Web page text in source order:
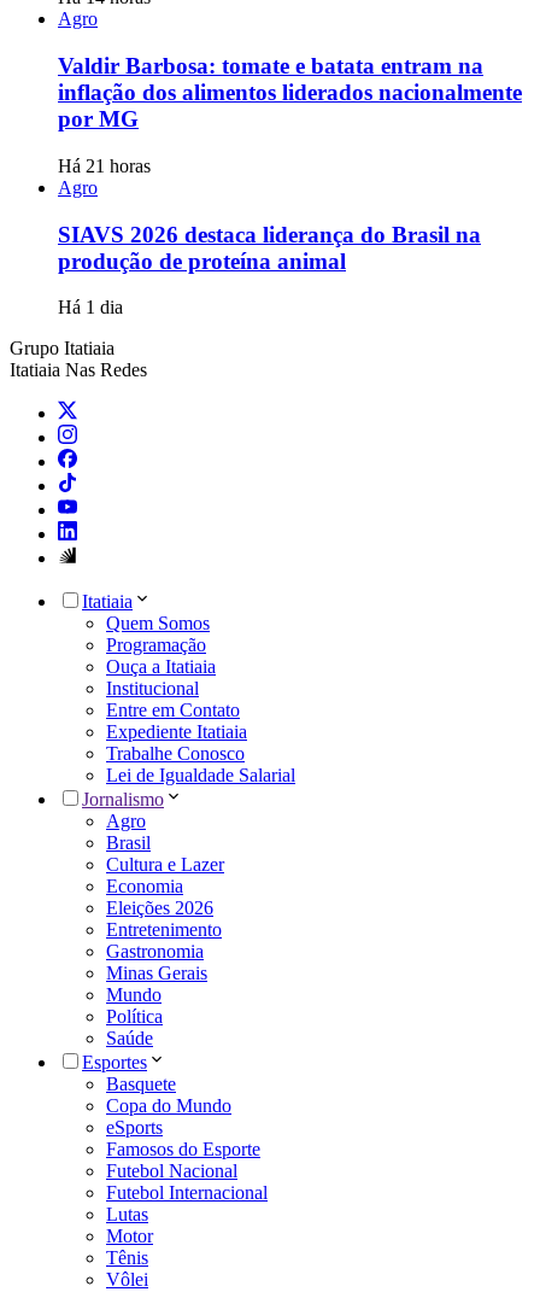
Agro
Valdir Barbosa: tomate e batata entram na
inflação dos alimentos liderados nacionalmente
por MG
Há 21 horas
Agro
SIAVS 2026 destaca liderança do Brasil na
produção de proteína animal
Há 1 dia
Grupo Itatiaia
Itatiaia Nas Redes
Itatiaia
Quem Somos
Programação
Ouça a Itatiaia
Institucional
Entre em Contato
Expediente Itatiaia
Trabalhe Conosco
Lei de Igualdade Salarial
Jornalismo
Agro
Brasil
Cultura e Lazer
Economia
Eleições 2026
Entretenimento
Gastronomia
Minas Gerais
Mundo
Política
Saúde
Esportes
Basquete
Copa do Mundo
eSports
Famosos do Esporte
Futebol Nacional
Futebol Internacional
Lutas
Motor
Tênis
Vôlei